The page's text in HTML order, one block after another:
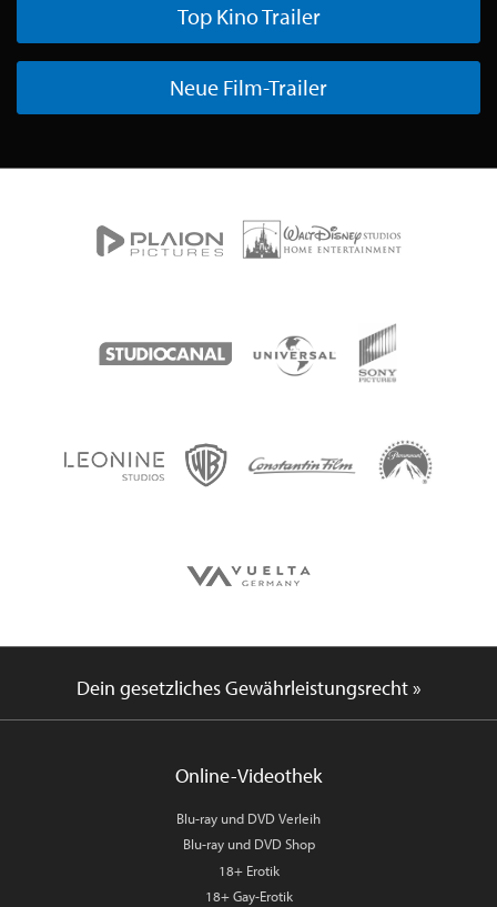
Top Kino Trailer
Neue Film-Trailer
Dein gesetzliches Gewährleistungsrecht »
Online-Videothek
Blu-ray und DVD Verleih
Blu-ray und DVD Shop
18+ Erotik
18+ Gay-Erotik